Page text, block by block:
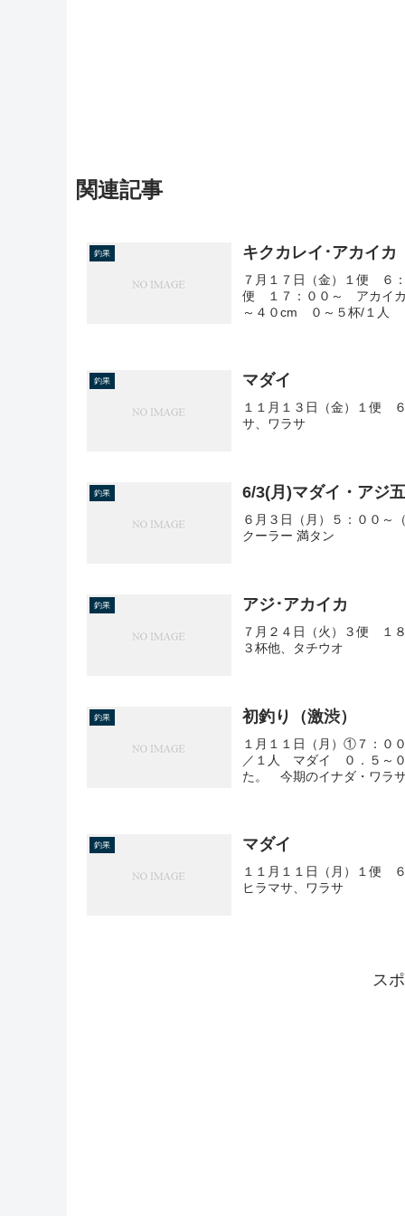
関連記事
釣果 キクカレイ･アカイカ
７月１７日（金）１便 ６
便 １７：００～ アカイ
～４０cm ０～５杯/１人
釣果 マダイ
１１月１３日（金）１便
サ、ワラサ
釣果 6/3(月)マダイ・アジ五
６月３日（月）５：００～
クーラー 満タン
釣果 アジ･アカイカ
７月２４日（火）３便 １
３杯他、タチウオ
釣果 初釣り（激渋）
１月１１日（月）①７：
／１人 マダイ ０．５～
た。 今期のイナダ・ワラ
釣果 マダイ
１１月１１日（月）１便
ヒラマサ、ワラサ
ス